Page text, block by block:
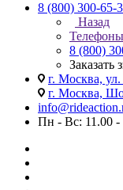
8 (800) 300-65-
Назад
Телефоны
8 (800)
Заказать
г. Москва,
г. Москва,
Пн - Вс: 11.00 -